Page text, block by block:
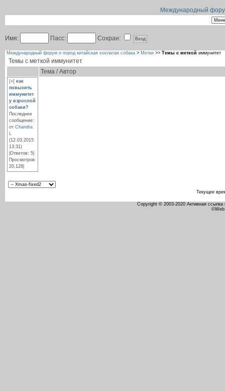
Международный
Имя: Пасс: Сохран:
Международный форум о пород китайская хохлатая собака > Метки >> Темы с меткой иммунитет
Темы с меткой иммунитет
Тема / Автор
[»] как
повысить
иммунитет
у взрослой
собаки?
Последнее
сообщение:
от Chandra
L
(12.03.2015
13:31)
|Ответов: 5|
Просмотров:
20,128|
Текущее
Copyright © 2003-2020 Активная ссылка